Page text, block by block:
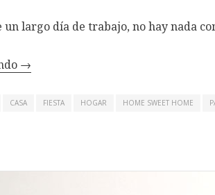
un largo día de trabajo, no hay nada
→
CASA FIESTA HOGAR HOME SWEET HOME